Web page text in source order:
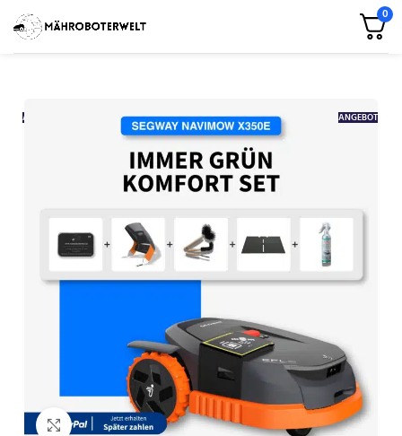
0
ANGEBOT ANGEBOT
Klicken zum Vergrößern